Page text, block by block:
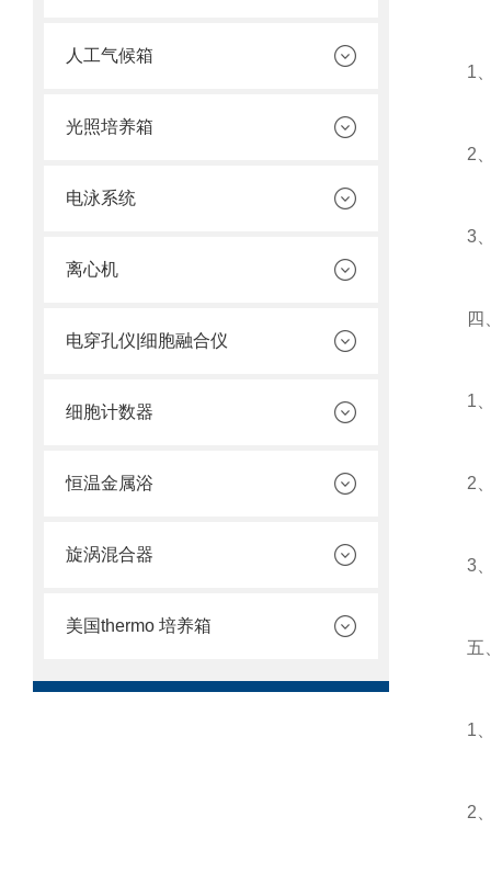
人工气候箱
光照培养箱
电泳系统
离心机
电穿孔仪|细胞融合仪
细胞计数器
恒温金属浴
旋涡混合器
美国thermo 培养箱
1、
2、
3、
四、
1、
2、
3、
五、
1、
2、